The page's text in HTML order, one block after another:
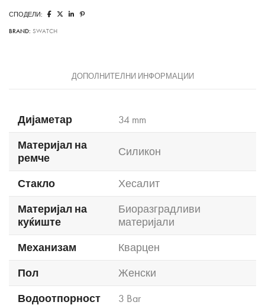
СПОДЕЛИ:
BRAND: SWATCH
ДОПОЛНИТЕЛНИ ИНФОРМАЦИИ
Дијаметар
34 mm
Материјал на
ремче
Силикон
Стакло
Хесалит
Материјал на
куќиште
Биоразградливи
материјали
Механизам
Кварцен
Пол
Женски
Водоотпорност
3 Bar